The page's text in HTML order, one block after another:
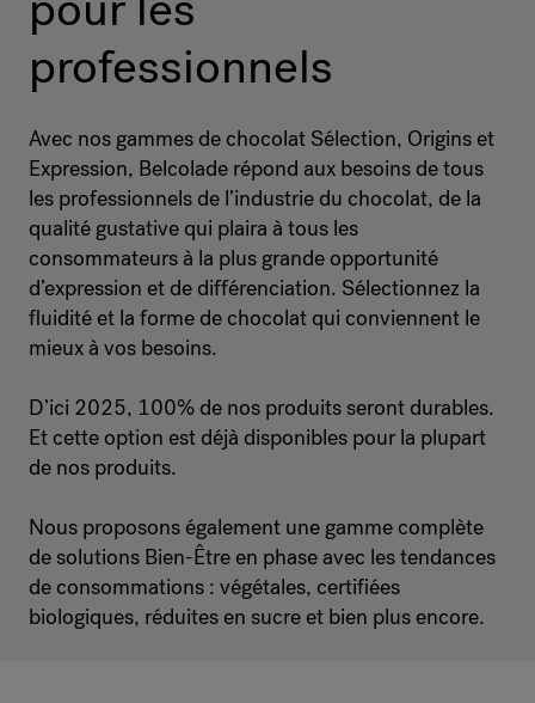
professionnels
Avec nos gammes de chocolat Sélection, Origins et
Expression, Belcolade répond aux besoins de tous
les professionnels de l’industrie du chocolat, de la
qualité gustative qui plaira à tous les
consommateurs à la plus grande opportunité
d’expression et de différenciation. Sélectionnez la
fluidité et la forme de chocolat qui conviennent le
mieux à vos besoins.
D’ici 2025, 100% de nos produits seront durables.
Et cette option est déjà disponibles pour la plupart
de nos produits.
Nous proposons également une gamme complète
de solutions Bien-Être en phase avec les tendances
de consommations : végétales, certifiées
biologiques, réduites en sucre et bien plus encore.